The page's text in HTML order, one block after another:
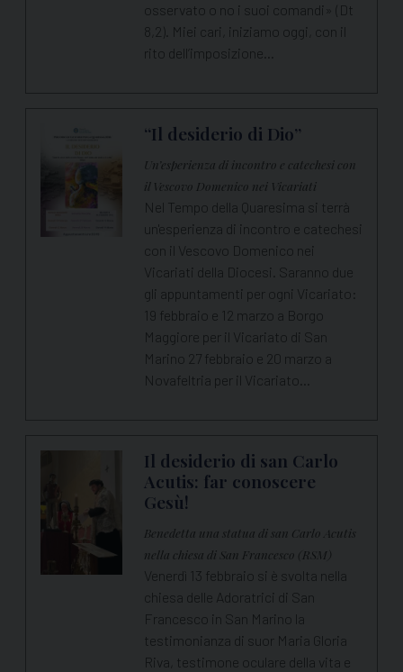
osservato o no i suoi comandi» (Dt
8,2). Miei cari, iniziamo oggi, con il
rito dell’imposizione…
“Il desiderio di Dio”
Un’esperienza di incontro e catechesi con
il Vescovo Domenico nei Vicariati
Nel Tempo della Quaresima si terrà
un'esperienza di incontro e catechesi
con il Vescovo Domenico nei
Vicariati della Diocesi. Saranno due
gli appuntamenti per ogni Vicariato:
19 febbraio e 12 marzo a Borgo
Maggiore per il Vicariato di San
Marino 27 febbraio e 20 marzo a
Novafeltria per il Vicariato…
Il desiderio di san Carlo
Acutis: far conoscere
Gesù!
Benedetta una statua di san Carlo Acutis
nella chiesa di San Francesco (RSM)
Venerdì 13 febbraio si è svolta nella
chiesa delle Adoratrici di San
Francesco in San Marino la
testimonianza di suor Maria Gloria
Riva, testimone oculare della vita e